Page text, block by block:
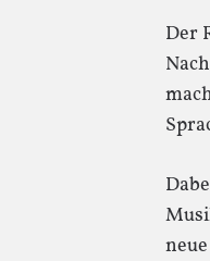
Der